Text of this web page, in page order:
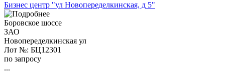
Бизнес центр "ул Новопеределкинская, д 5"
Боровское шоссе
ЗАО
Новопеределкинская ул
Лот №: БЦ12301
по запросу
...